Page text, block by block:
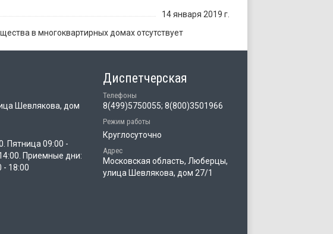
14 января 2019 г.
в многоквартирных домах отсутствует
Шевлякова, дом
Пятница 09:00 -
Приемные дни:
- 18:00
Диспетчерская
Телефоны
8(499)5750055; 8(800)3501966
Режим работы
Круглосуточно
Адрес
Московская область, Люберцы,
улица Шевлякова, дом 27/1